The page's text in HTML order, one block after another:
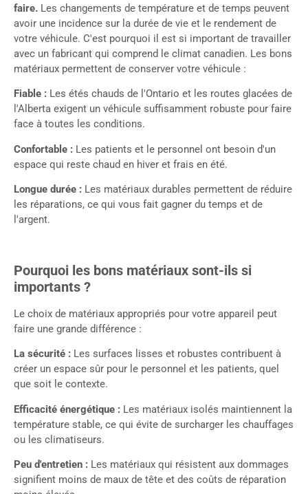
faire. Les changements de température et de temps peuvent
avoir une incidence sur la durée de vie et le rendement de
votre véhicule. C'est pourquoi il est si important de travailler
avec un fabricant qui comprend le climat canadien. Les bons
matériaux permettent de conserver votre véhicule :
Fiable : Les étés chauds de l'Ontario et les routes glacées de
l'Alberta exigent un véhicule suffisamment robuste pour faire
face à toutes les conditions.
Confortable : Les patients et le personnel ont besoin d'un
espace qui reste chaud en hiver et frais en été.
Longue durée : Les matériaux durables permettent de réduire
les réparations, ce qui vous fait gagner du temps et de
l'argent.
Pourquoi les bons matériaux sont-ils si
importants ?
Le choix de matériaux appropriés pour votre appareil peut
faire une grande différence :
La sécurité : Les surfaces lisses et robustes contribuent à
créer un espace sûr pour le personnel et les patients, quel
que soit le contexte.
Efficacité énergétique : Les matériaux isolés maintiennent la
température stable, ce qui évite de surcharger les chauffages
ou les climatiseurs.
Peu d'entretien : Les matériaux qui résistent aux dommages
signifient moins de maux de tête et des coûts de réparation